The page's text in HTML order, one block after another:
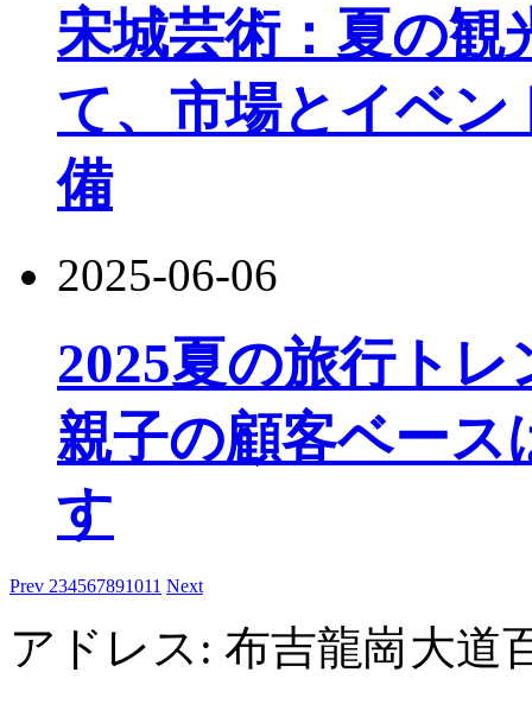
宋城芸術：夏の観
て、市場とイベ
備
2025-06-06
2025夏の旅行ト
親子の顧客ベース
す
Prev 234567891011 Next
アドレス: 布吉龍崗大道